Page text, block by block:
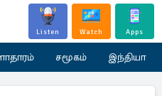
Listen Watch Apps
சமூகம் இந்தியா